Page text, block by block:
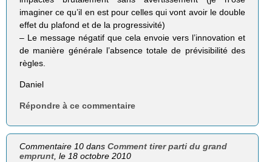
imaginer ce qu’il en est pour celles qui vont avoir le double
effet du plafond et de la progressivité)
– Le message négatif que cela envoie vers l’innovation et
de manière générale l’absence totale de prévisibilité des
règles.
Daniel
Répondre à ce commentaire
Commentaire 10 dansComment tirer parti du grand
emprunt, le 18 octobre 2010